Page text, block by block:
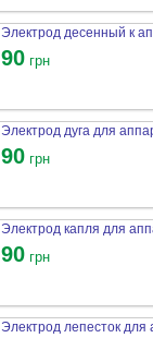
Электрод десенный к
90 грн
Электрод дуга для
90 грн
Электрод капля для
90 грн
Электрод лепесток